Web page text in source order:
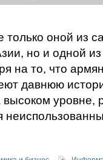
только оной из
но и одной
на то, что
давнюю
уровне,